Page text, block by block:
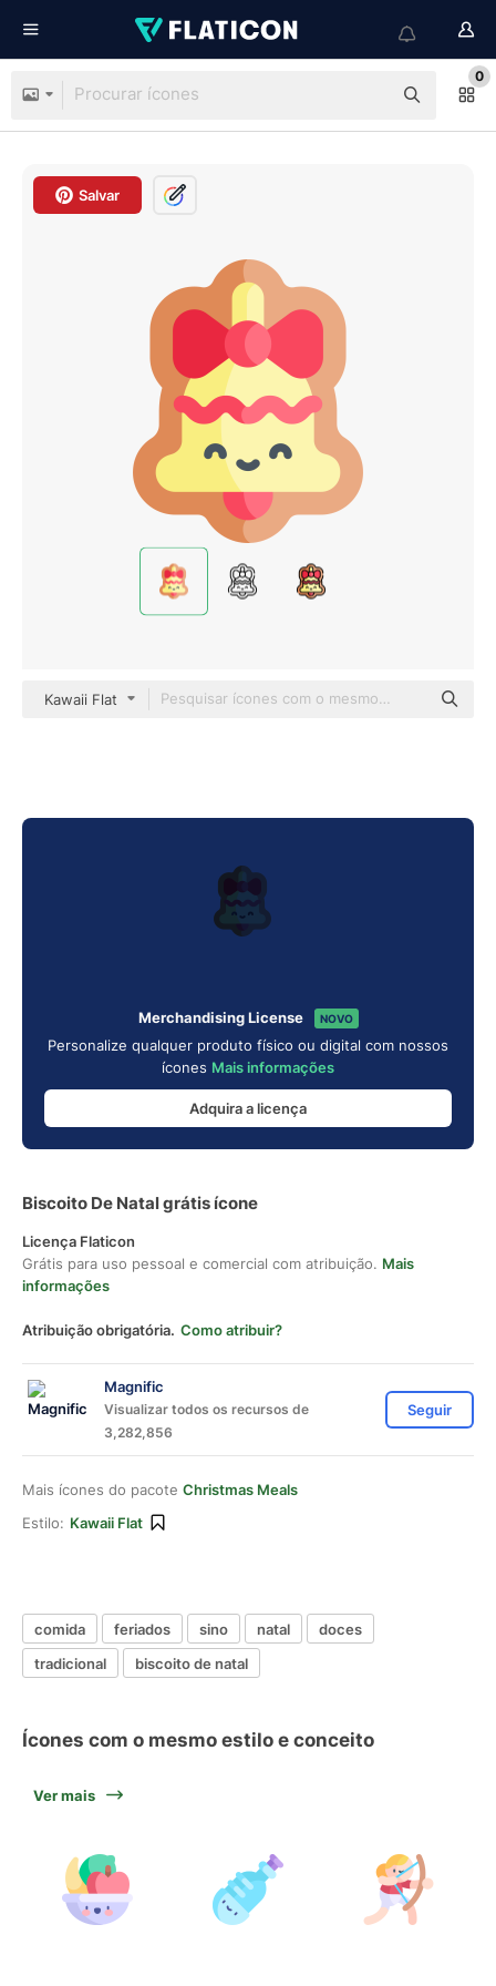
0
Salvar
Kawaii Flat
Merchandising License NOVO
Personalize qualquer produto físico ou digital com nossos
ícones Mais informações
Adquira a licença
Biscoito De Natal grátis ícone
Licença Flaticon
Grátis para uso pessoal e comercial com atribuição. Mais
informações
Atribuição obrigatória. Como atribuir?
Magnific
Visualizar todos os recursos de
3,282,856
Seguir
Mais ícones do pacote Christmas Meals
Estilo: Kawaii Flat
comida feriados sino natal
doces
tradicional
biscoito de natal
Ícones com o mesmo estilo e conceito
Ver mais